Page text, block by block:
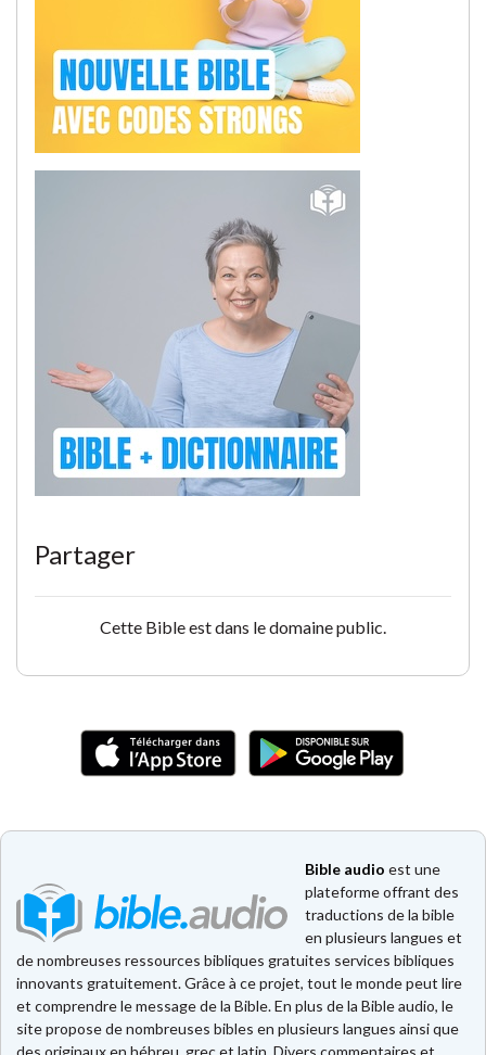
Partager
Cette Bible est dans le domaine public.
Bible audio est une
plateforme offrant des
traductions de la bible
en plusieurs langues et
de nombreuses ressources bibliques gratuites services bibliques
innovants gratuitement. Grâce à ce projet, tout le monde peut lire
et comprendre le message de la Bible. En plus de la Bible audio, le
site propose de nombreuses bibles en plusieurs langues ainsi que